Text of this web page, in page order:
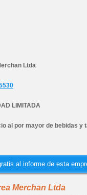
Ltda
LIMITADA
al por mayor de bebidas y
al informe de esta
Merchan Ltda